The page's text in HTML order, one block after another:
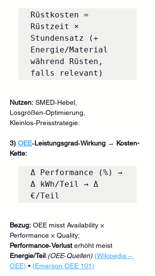
Rüstkosten =
Rüstzeit ×
Stundensatz (+
Energie/Material
während Rüsten,
Nutzen: SMED‑Hebel,
Losgrößen‑Optimierung,
Kleinlos‑Preisstrategie.
3) OEE‑Leistungsgrad‑Wirkung → Kosten-
Kette:
Δ Performance (%) →
Δ kWh/Teil → Δ
Bezug: OEE misst Availability ×
Performance × Quality;
Performance‑Verlust erhöht meist
Energie/Teil (OEE‑Quellen) (Wikipedia –
OEE) • (Emerson OEE 101)